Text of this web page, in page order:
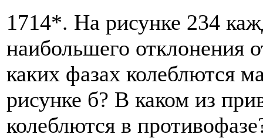
1714*. На рисунке 234
наибольшего отклонения
каких фазах колеблются
рисунке б? В каком из
колеблются в